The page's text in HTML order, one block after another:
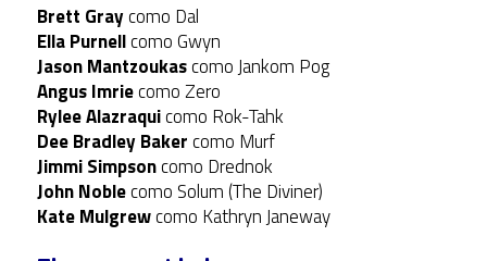
Brett Graycomo Dal
Ella Purnellcomo Gwyn
Jason Mantzoukascomo Jankom Pog
Angus Imriecomo Zero
Rylee Alazraquicomo Rok-Tahk
Dee Bradley Bakercomo Murf
Jimmi Simpsoncomo Drednok
John Noblecomo Solum (The Diviner)
Kate Mulgrewcomo Kathryn Janeway